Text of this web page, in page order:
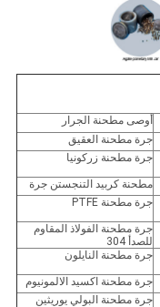
أوصى مطحنة الجرار
جرة مطحنة العقيق
جرة مطحنة زركونيا
مطحنة كربيد التنجستن جرة
جرة مطحنة PTFE
جرة مطحنة الفولاذ المقاوم
للصدأ 304
جرة مطحنة النايلون
جرة مطحنة اكسيد الالمونيوم
جرة مطحنة البولي يوريثين